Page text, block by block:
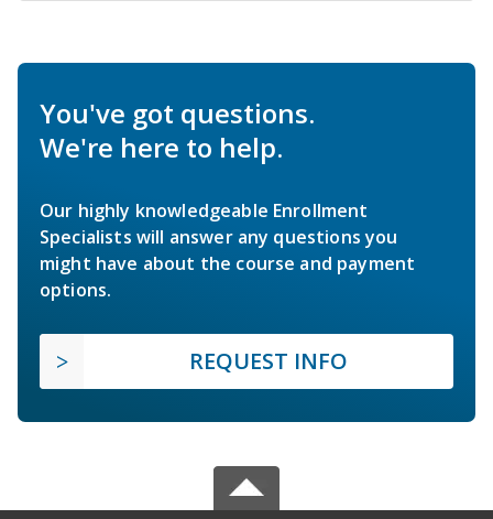
You've got questions.
We're here to help.
Our highly knowledgeable Enrollment
Specialists will answer any questions you
might have about the course and payment
options.
REQUEST INFO